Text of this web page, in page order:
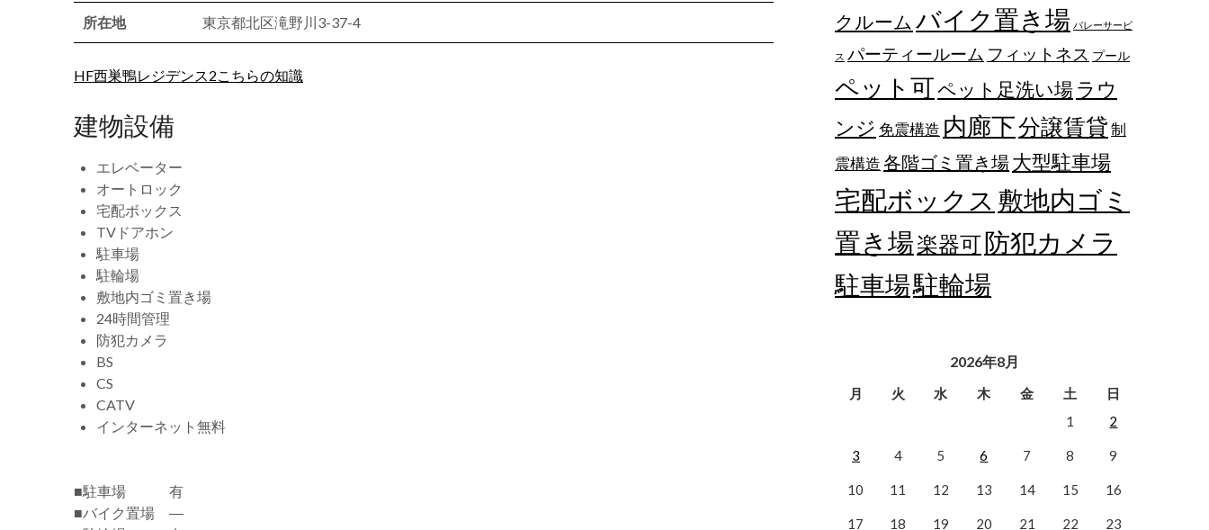
所在地 東京都北区滝野川3-37-4
HF西巣鴨レジデンス2こちらの知識
建物設備
エレベーター
オートロック
宅配ボックス
TVドアホン
駐車場
駐輪場
敷地内ゴミ置き場
24時間管理
防犯カメラ
BS
CS
CATV
インターネット無料
■駐車場 有
■バイク置場 ―
クルーム バイク置き場 バレーサービ
ス パーティールーム フィットネス プール
ペット可ペット足洗い場 ラウ
ンジ 免震構造 内廊下分譲賃貸制
震構造各階ゴミ置き場大型駐車場
宅配ボックス 敷地内ゴミ
置き場楽器可防犯カメラ
駐車場駐輪場
2026年8月
月 火 水 木 金 土
日
1
2
3 4 5 6 7 8 9
10 11 12 13 14 15 16
17 18 19 20 21 22 23